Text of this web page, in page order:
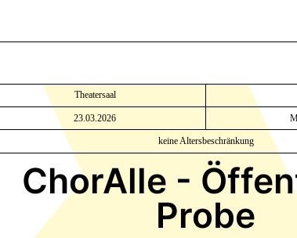
Theatersaal
23.03.2026
keine Altersbeschränkung
ChorAlle -
Probe